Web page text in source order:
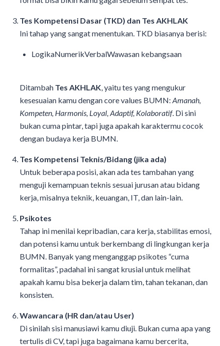
Tes Kompetensi Dasar (TKD) dan Tes AKHLAK
Ini tahap yang sangat menentukan. TKD biasanya berisi:
LogikaNumerikVerbalWawasan kebangsaan
Ditambah Tes AKHLAK, yaitu tes yang mengukur
kesesuaian kamu dengan core values BUMN: Amanah,
Kompeten, Harmonis, Loyal, Adaptif, Kolaboratif. Di sini
bukan cuma pintar, tapi juga apakah karaktermu cocok
dengan budaya kerja BUMN.
Tes Kompetensi Teknis/Bidang (jika ada)
Untuk beberapa posisi, akan ada tes tambahan yang
menguji kemampuan teknis sesuai jurusan atau bidang
kerja, misalnya teknik, keuangan, IT, dan lain-lain.
Psikotes
Tahap ini menilai kepribadian, cara kerja, stabilitas emosi,
dan potensi kamu untuk berkembang di lingkungan kerja
BUMN. Banyak yang menganggap psikotes “cuma
formalitas”, padahal ini sangat krusial untuk melihat
apakah kamu bisa bekerja dalam tim, tahan tekanan, dan
konsisten.
Wawancara (HR dan/atau User)
Di sinilah sisi manusiawi kamu diuji. Bukan cuma apa yang
tertulis di CV, tapi juga bagaimana kamu bercerita,